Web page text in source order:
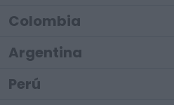
Colombia
Argentina
Perú